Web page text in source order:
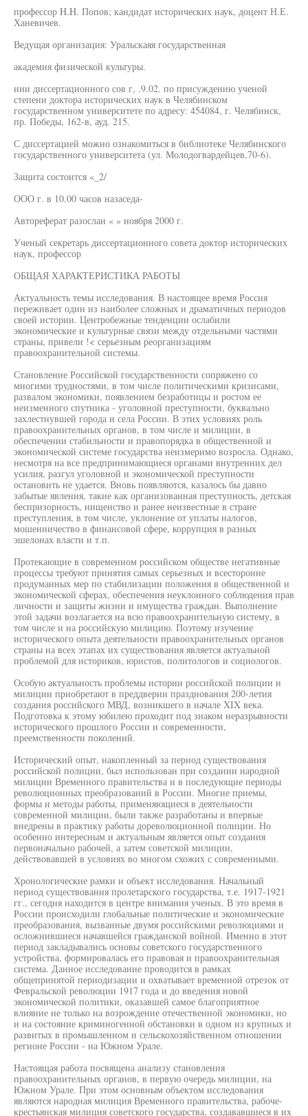
профессор H.H. Попов; кандидат исторических наук, доцент Н.Е.
Ханевичев.
Ведущая организация: Уральскаяя государственная
академия физической культуры.
нии диссертационного сов г, .9.02. по присуждению ученой
степени доктора исторических наук в Челябинском
государственном университете по адресу: 454084, г. Челябинск,
пр. Победы, 162-в, ауд. 215.
С диссертацией можно ознакомиться в библиотеке Челябинского
государственного университета (ул. Молодогвардейцев,70-6).
Защита состоится «_2/
ООО г. в 10.00 часов назаседа-
Автореферат разослан « » ноября 2000 г.
Ученый секретарь диссертационного совета доктор исторических
наук, профессор
ОБЩАЯ ХАРАКТЕРИСТИКА РАБОТЫ
Актуальность темы исследования. В настоящее время Россия
переживает один из наиболее сложных и драматичных периодов
своей истории. Центробежные тенденции ослабили
экономические и культурные связи между отдельными частями
страны, привели !< серьезным реорганизациям
правоохранительной системы.
Становление Российской государственности сопряжено со
многими трудностями, в том числе политическими кризисами,
развалом экономики, появлением безработицы и ростом ее
неизменного спутника - уголовной преступности, буквально
захлестнувшей города и села России. В этих условиях роль
правоохранительных органов, в том числе и милиции, в
обеспечении стабильности и правопорядка в общественной и
экономической системе государства неизмеримо возросла. Однако,
несмотря на все предпринимающиеся органами внутренних дел
усилия, разгул уголовной и экономической преступности
остановить не удается. Вновь появляются, казалось бы давно
забытые явления, такие как организованная преступность, детская
беспризорность, нищенство и ранее неизвестные в стране
преступления, в том числе, уклонение от уплаты налогов,
мошенничество в финансовой сфере, коррупция в разных
эшелонах власти и т.п.
Протекающие в современном российском обществе негативные
процессы требуют принятия самых серьезных и всесторонне
продуманных мер по стабилизации положения в общественной и
экономической сферах, обеспечения неуклонного соблюдения прав
личности и защиты жизни и имущества граждан. Выполнение
этой задачи возлагается на всю правоохранительную систему, в
том числе и на российскую милицию. Поэтому изучение
исторического опыта деятельности правоохранительных органов
страны на всех этапах их существования является актуальной
проблемой для историков, юристов, политологов и социологов.
Особую актуальность проблемы истории российской полиции и
милиции приобретают в преддверии празднования 200-летия
создания российского МВД, возникшего в начале XIX века.
Подготовка к этому юбилею проходит под знаком неразрывности
исторического прошлого России и современности,
преемственности поколений.
Исторический опыт, накопленный за период существования
российской полиции, был использован при создании народной
милиции Временного правительства и в последующие периоды
революционных преобразований в России. Многие приемы,
формы и методы работы, применяющиеся в деятельности
современной милиции, были также разработаны и впервые
внедрены в практику работы дореволюционной полиции. Но
особенно интересным и актуальным является опыт создания
первоначально рабочей, а затем советской милиции,
действовавшей в условиях во многом схожих с современными.
Хронологические рамки и объект исследования. Начальный
период существования пролетарского государства, т.е. 1917-1921
гг., сегодня находится в центре внимания ученых. В это время в
России происходили глобальные политические и экономические
преобразования, вызванные двумя российскими революциями и
осложнившиеся начавшейся гражданской войной. Именно в этот
период закладывались основы советского государственного
устройства, формировалась его правовая и правоохранительная
система. Данное исследование проводится в рамках
общепринятой периодизации и охватывает временной отрезок от
Февральской революции 1917 года и до введения новой
экономической политики, оказавшей самое благоприятное
влияние не только на возрождение отечественной экономики, но
и на состояние криминогенной обстановки в одном из крупных и
развитых в промышленном и сельскохозяйственном отношении
регионе России - на Южном Урале.
Настоящая работа посвящена анализу становления
правоохранительных органов, в первую очередь милиции, на
Южном Урале. При этом основным объектом исследования
являются народная милиция Временного правительства, рабоче-
крестьянская милиция советского государства, создававшиеся в их